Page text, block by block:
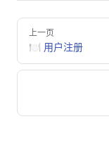
Pager
上一页
🍽️ 用户注册